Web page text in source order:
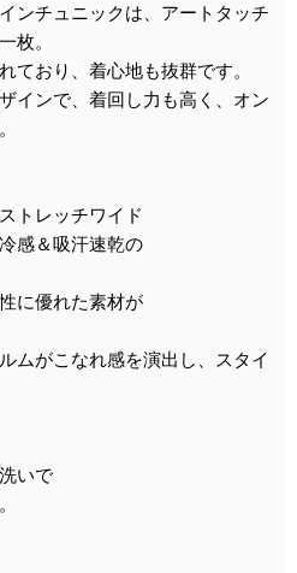
ンチュニックは、アートタッチ
枚。
ており、着心地も抜群です。
インで、着回し力も高く、オン
トレッチワイド
感＆吸汗速乾の
に優れた素材が
ムがこなれ感を演出し、スタイ
いで